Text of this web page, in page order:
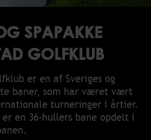
SPAPAKKE
GOLFKLUB
er en af Sveriges og
baner, som har været vært
turneringer i årtier.
er en 36-hullers bane opdelt i